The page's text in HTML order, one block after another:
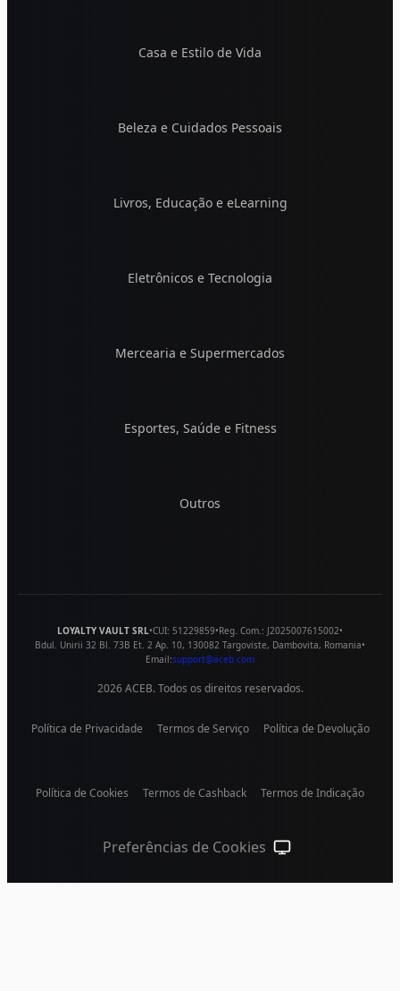
Casa e Estilo de Vida
Beleza e Cuidados Pessoais
Livros, Educação e eLearning
Eletrônicos e Tecnologia
Mercearia e Supermercados
Esportes, Saúde e Fitness
Outros
LOYALTY VAULT SRL•CUI: 51229859•Reg. Com.: J2025007615002•
Bdul. Unirii 32 Bl. 73B Et. 2 Ap. 10, 130082 Targoviste, Dambovita, Romania•
Email:support@aceb.com
2026 ACEB. Todos os direitos reservados.
Política de Privacidade Termos de Serviço Política de Devolução
Política de Cookies Termos de Cashback Termos de Indicação
Preferências de Cookies Tema do sistema